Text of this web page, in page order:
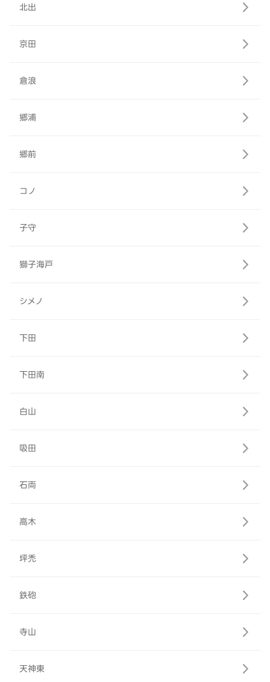
北出
京田
倉浪
郷浦
郷前
コノ
子守
獅子海戸
シメノ
下田
下田南
白山
吸田
石両
高木
坪禿
鉄砲
寺山
天神東